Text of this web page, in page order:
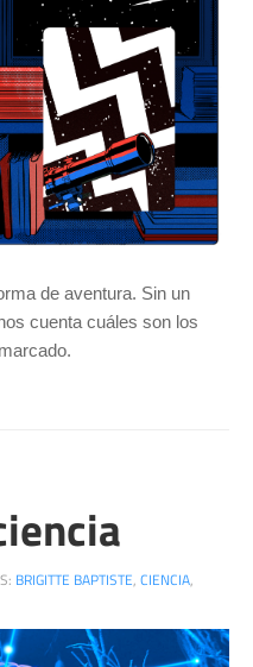
de aventura. Sin un
cuenta cuáles son los
BRIGITTE BAPTISTE, CIENCIA,